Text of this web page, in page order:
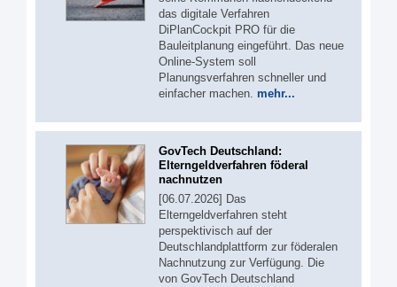
das digitale Verfahren
DiPlanCockpit PRO für die
Bauleitplanung eingeführt. Das neue
Online-System soll
Planungsverfahren schneller und
einfacher machen. mehr...
GovTech Deutschland:
Elterngeldverfahren föderal
nachnutzen
[06.07.2026] Das
Elterngeldverfahren steht
perspektivisch auf der
Deutschlandplattform zur föderalen
Nachnutzung zur Verfügung. Die
von GovTech Deutschland